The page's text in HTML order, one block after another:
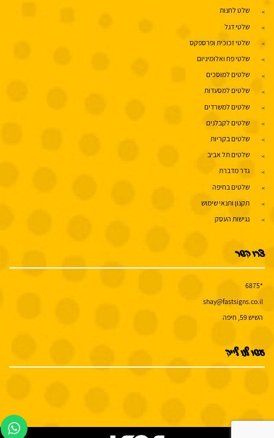
שלט לחנות
שלטי דגל
שלטי זכוכית ופרספקס
שלטי פח ואלומיניום
שלטים למוסכים
שלטים למסעדות
שלטים למשרדים
שלטים לקבלנים
שלטים בקריות
שלטים תל אביב
גדר מדברת
שלטים בחיפה
תקנון ותנאי שימוש
נגישות העסק
צרו קשר
*6875
shay@fastsigns.co.il
השיש 59, חיפה
עשו לנו לייק